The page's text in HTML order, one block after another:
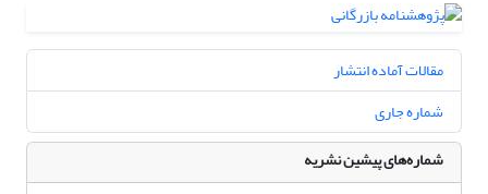
مقالات آماده انتشار
شماره جاری
شماره‌های پیشین نشریه